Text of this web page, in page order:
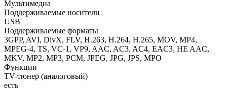
Мультимедиа
Поддерживаемые носители
USB
Поддерживаемые форматы
3GPP, AVI, DivX, FLV, H.263, H.264, H.265, MOV, MP4,
MPEG-4, TS, VC-1, VP9, AAC, AC3, AC4, EAC3, HE AAC,
MKV, MP2, MP3, PCM, JPEG, JPG, JPS, MPO
Функции
TV-тюнер (аналоговый)
есть